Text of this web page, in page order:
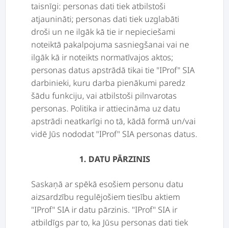
taisnīgi: personas dati tiek atbilstoši
atjaunināti; personas dati tiek uzglabāti
droši un ne ilgāk kā tie ir nepieciešami
noteiktā pakalpojuma sasniegšanai vai ne
ilgāk kā ir noteikts normatīvajos aktos;
personas datus apstrādā tikai tie "IProf" SIA
darbinieki, kuru darba pienākumi paredz
šādu funkciju, vai atbilstoši pilnvarotas
personas. Politika ir attiecināma uz datu
apstrādi neatkarīgi no tā, kādā formā un/vai
vidē Jūs nododat "IProf" SIA personas datus.
1. DATU PĀRZINIS
Saskaņā ar spēkā esošiem personu datu
aizsardzību regulējošiem tiesību aktiem
"IProf" SIA ir datu pārzinis. "IProf" SIA ir
atbildīgs par to, ka Jūsu personas dati tiek